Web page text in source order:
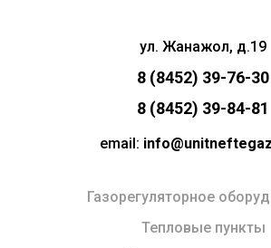
ул. Жанажол, д.19
8 (8452) 39-76-30
8 (8452) 39-84-81
email:
Газорегуляторное
Тепловые пункты